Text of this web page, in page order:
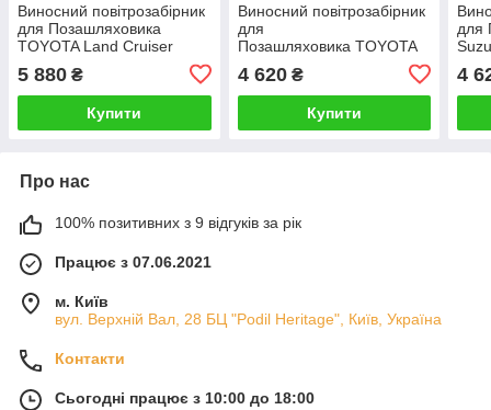
Виносний повітрозабірник
для Позашляховика
TOYOTA Land Cruiser
Prado 200 Автомобільний
Шноркель на
Позашляховик
5 880 ₴
Купити
Виносний повітрозабірник
для
Позашляховика TOYOTA
Автомобільний Шноркель
на Позашляховик
4 620₴
Купити
для
на
4
Про нас
100% позитивних з 9 відгуків за рік
Працює з 07.06.2021
м. Київ
вул. Верхній Вал, 28 БЦ "Podil Heritage", Київ, Україна
Контакти
Сьогодні працює з 10:00 до 18:00